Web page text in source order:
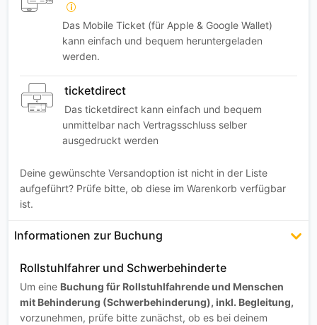
Das Mobile Ticket (für Apple & Google Wallet)
kann einfach und bequem heruntergeladen
werden.
ticketdirect
Das ticketdirect kann einfach und bequem
unmittelbar nach Vertragsschluss selber
ausgedruckt werden
Deine gewünschte Versandoption ist nicht in der Liste
aufgeführt? Prüfe bitte, ob diese im Warenkorb verfügbar
ist.
Informationen zur Buchung
Rollstuhlfahrer und Schwerbehinderte
Um eine Buchung für Rollstuhlfahrende und Menschen
mit Behinderung (Schwerbehinderung), inkl. Begleitung,
vorzunehmen, prüfe bitte zunächst, ob es bei deinem